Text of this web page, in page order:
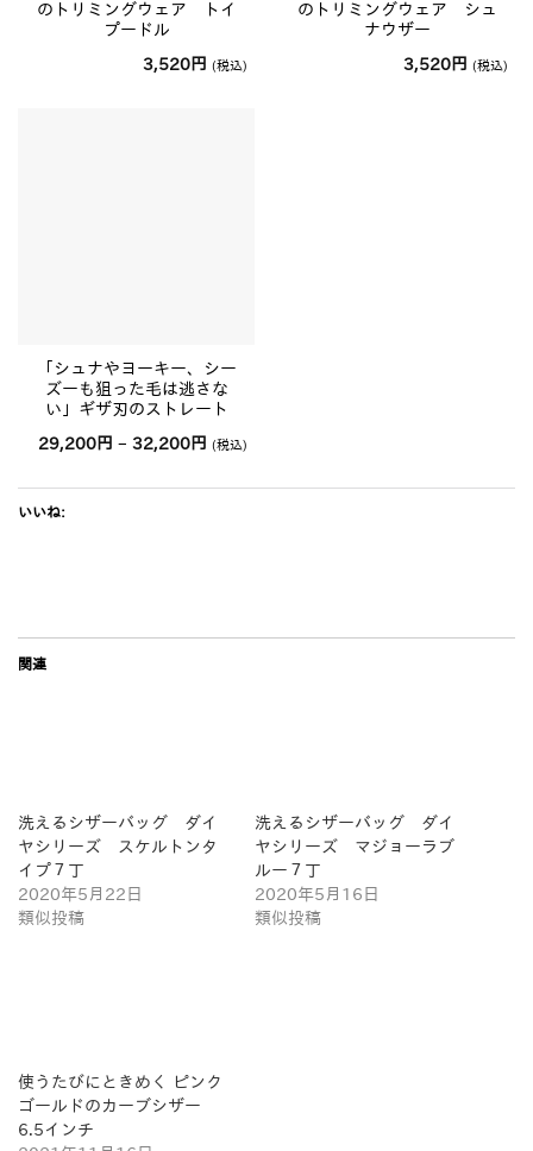
のトリミングウェア トイ
プードル
3,520 円 (税込)
のトリミングウェア シュ
ナウザー
3,520 円 (税込)
「シュナやヨーキー、シー
ズーも狙った毛は逃さな
い」ギザ刃のストレート
29,200 円 –32,200 円 価
29,200
(税込)
いいね:
関連
洗えるシザーバッグ ダイ
ヤシリーズ スケルトンタ
イプ７丁
2020年5月22日
類似投稿
洗えるシザーバッグ ダイ
ヤシリーズ マジョーラブ
ルー７丁
2020年5月16日
類似投稿
使うたびにときめく ピンク
ゴールドのカーブシザー
6.5インチ